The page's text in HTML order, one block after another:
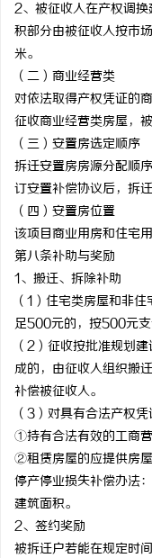
2、被征收人在产权调
积部分由被征收人按市
米。
（二）商业经营类
对依法取得产权凭证的
征收商业经营类房屋，
（三）安置房选定顺序
拆迁安置房房源分配顺
订安置补偿协议后，拆
（四）安置房位置
该项目商业用房和住宅
第八条补助与奖励
1、搬迁、拆除补助
（1）住宅类房屋和非
足500元的，按500元
（2）征收按批准规划
成的，由征收人组织搬
补偿被征收人。
（3）对具有合法产权
①持有合法有效的工商
②租赁房屋的应提供房屋
停产停业损失补偿办法
建筑面积。
2、签约奖励
被拆迁户若能在规定时